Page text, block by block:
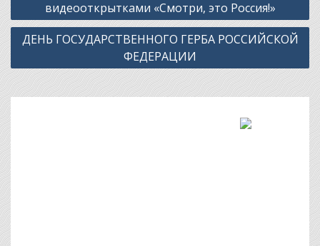
записямвидеооткрытками «Смотри, это Россия!»
ДЕНЬ ГОСУДАРСТВЕННОГО ГЕРБА РОССИЙСКОЙ
ФЕДЕРАЦИИ